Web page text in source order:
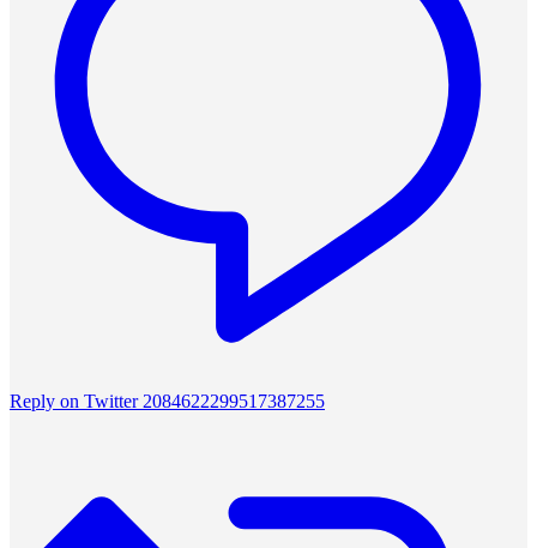
Reply on Twitter 2084622299517387255